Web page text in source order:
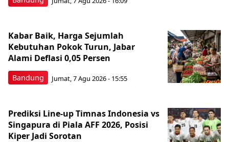
Bandung
Kabar Baik, Harga Sejumlah
Kebutuhan Pokok Turun, Jabar
Alami Deflasi 0,05 Persen
Jumat, 7 Agu 2026 - 15:55
Prediksi Line-up Timnas Indonesia vs
Singapura di Piala AFF 2026, Posisi
Kiper Jadi Sorotan